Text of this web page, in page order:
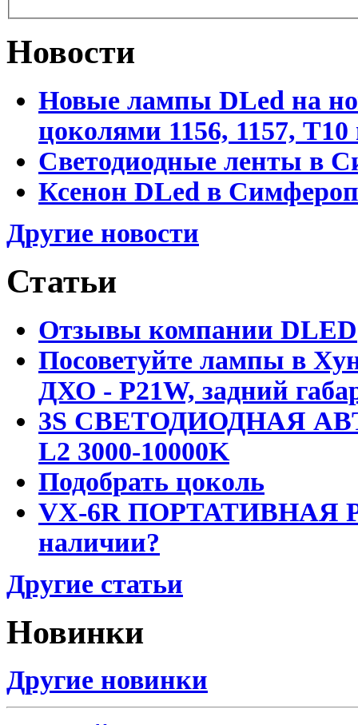
Новости
Новые лампы DLed на
цоколями 1156, 1157,
Светодиодные ленты в
Ксенон DLed в
Другие новости
Статьи
Отзывы компании DLED
Посоветуйте лампы в
ДХО - P21W, задний
3S СВЕТОДИОДНАЯ
L2 3000-10000K
Подобрать цоколь
VX-6R ПОРТАТИВНАЯ
наличии?
Другие статьи
Новинки
Другие новинки